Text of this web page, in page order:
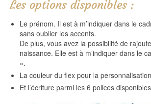
Les options disponibles :
Le prénom. Il est à m’indiquer dans le
sans oublier les accents.
De plus, vous avez la possibilité de
naissance. Elle est à m’indiquer dans le
».
La couleur du flex pour la
Et l’écriture parmi les 6 polices